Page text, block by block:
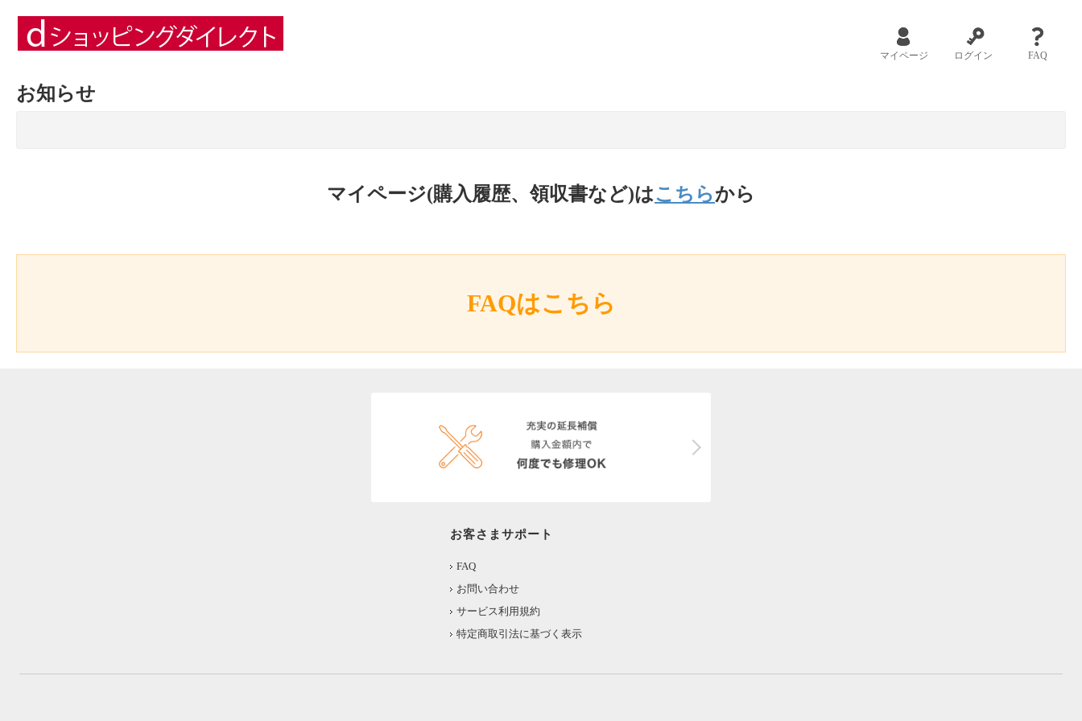
マイページ ログイン FAQ
お知らせ
マイページ(購入履歴、領収書など)はこちらから
FAQはこちら
お客さまサポート
FAQ
お問い合わせ
サービス利用規約
特定商取引法に基づく表示